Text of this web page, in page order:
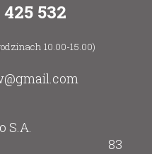
532
10.00-15.00)
S.A.